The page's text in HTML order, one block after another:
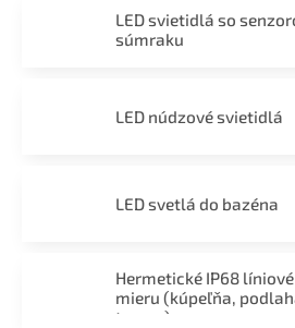
LED svietidlá so
súmraku
LED núdzové svietidlá
LED svetlá do bazéna
Hermetické IP68
mieru (kúpeľňa,
terasa)